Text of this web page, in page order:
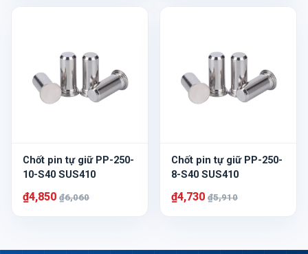
Chốt pin tự giữ PP-250-
10-S40 SUS410
₫4,850 ₫6,060
Chốt pin tự giữ PP-250-
8-S40 SUS410
₫4,730 ₫5,910